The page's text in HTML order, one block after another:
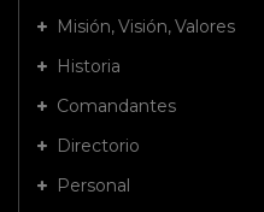
Misión, Visión, Valores
Historia
Comandantes
Directorio
Personal